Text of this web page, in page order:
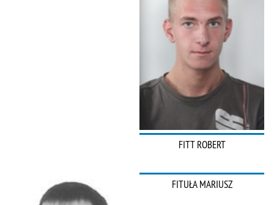
FITT ROBERT
FITUŁA MARIUSZ